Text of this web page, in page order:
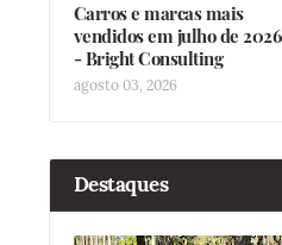
Carros e marcas mais
vendidos em julho de 2026
- Bright Consulting
agosto 03, 2026
Destaques